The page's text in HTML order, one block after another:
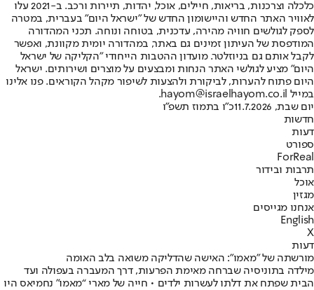
כלכלה וצרכנות, בריאות, חיילים, אוכל, יהדות, תיירות ורכב. ב-2021 עלו
לאוויר האתר החדש והיישומון החדש של "ישראל היום" בעברית, במטרה
לספק לגולשים חוויה מהירה, עדכנית, בטוחה ונוחה. תכני המהדורה
המודפסת של העיתון זמינים גם באתר, במהדורה יומית מקוונת, ואפשר
לקבל אותם גם בניוזלטר. מועדון ההטבות הייחודי "הקליקה של ישראל
היום" מציע לגולשי האתר הנחות ומבצעים על מוצרים ושירותים. ישראל
היום פתוח להערות, לביקורת ולהצעות לשיפור מקהל הקוראים. פנו אלינו
במייל hayom@israelhayom.co.il.
יום שבת, 11.7.2026
כ"ו בתמוז תשפ"ו
חדשות
דעות
ספורט
ForReal
תרבות ובידור
אוכל
מגזין
אנחנו מגייסים
English
X
דעות
מורשתה של "מאמו": האישה שהדליקה משואה בלב האומה
מילדה בתוניסיה שברחה מאימת הפרעות, דרך המעברה בעפולה ועד
הבית שפתח את דלתו לעשרות ילדים • חייה של מארי “מאמו” נחמיאס היו